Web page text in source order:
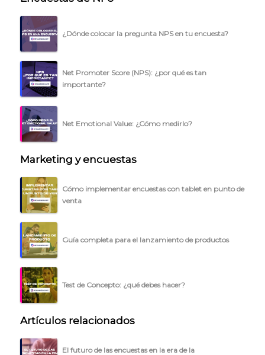
¿Dónde colocar la pregunta NPS en tu encuesta?
Net Promoter Score (NPS): ¿por qué es tan
importante?
Net Emotional Value: ¿Cómo medirlo?
Marketing y encuestas
Cómo implementar encuestas con tablet en punto de
venta
Guía completa para el lanzamiento de productos
Test de Concepto: ¿qué debes hacer?
Artículos relacionados
El futuro de las encuestas en la era de la